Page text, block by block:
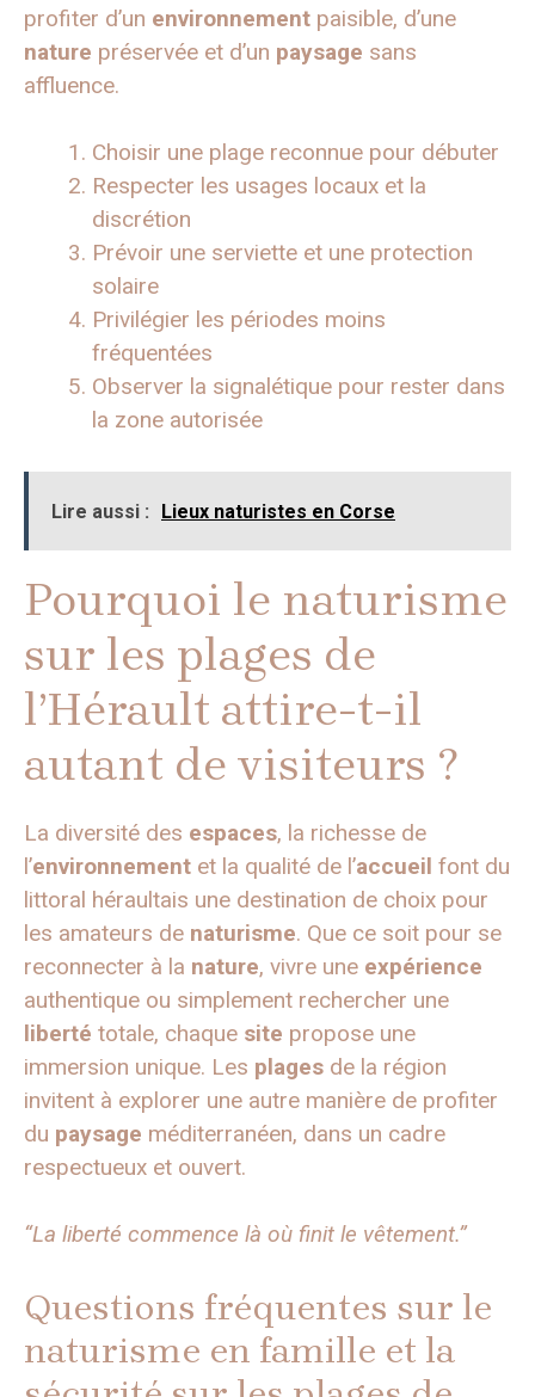
profiter d’un environnement paisible, d’une
nature préservée et d’un paysage sans
affluence.
Choisir une plage reconnue pour débuter
Respecter les usages locaux et la
discrétion
Prévoir une serviette et une protection
solaire
Privilégier les périodes moins
fréquentées
Observer la signalétique pour rester dans
la zone autorisée
Lire aussi : Lieux naturistes en Corse
Pourquoi le naturisme
sur les plages de
l’Hérault attire-t-il
autant de visiteurs ?
La diversité des espaces, la richesse de
l’environnement et la qualité de l’accueil font du
littoral héraultais une destination de choix pour
les amateurs de naturisme. Que ce soit pour se
reconnecter à la nature, vivre une expérience
authentique ou simplement rechercher une
liberté totale, chaque site propose une
immersion unique. Les plages de la région
invitent à explorer une autre manière de profiter
du paysage méditerranéen, dans un cadre
respectueux et ouvert.
“La liberté commence là où finit le vêtement.”
Questions fréquentes sur le
naturisme en famille et la